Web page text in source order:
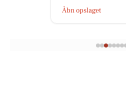
Åbn opslaget